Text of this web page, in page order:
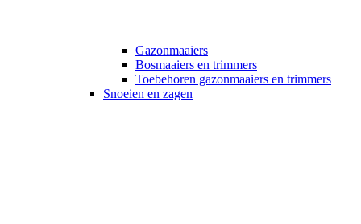
Gazonmaaiers
Bosmaaiers en trimmers
Toebehoren gazonmaaiers en trimmers
Snoeien en zagen